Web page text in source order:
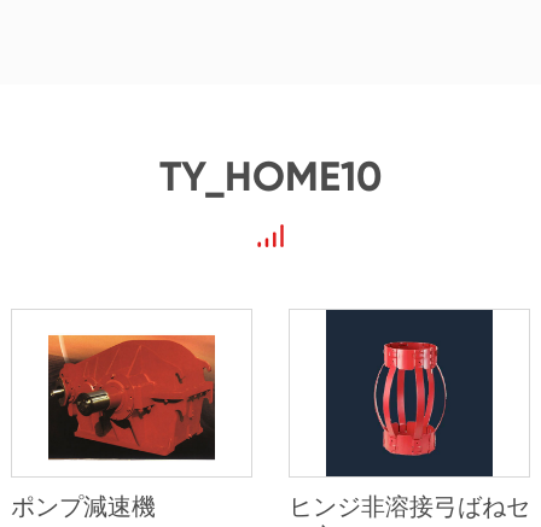
TY_HOME10
ポンプ減速機
ヒンジ非溶接弓ばねセ